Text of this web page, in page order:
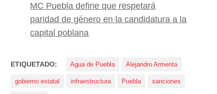
MC Puebla define que respetará
paridad de género en la candidatura a la
capital poblana
ETIQUETADO: Agua de Puebla Alejandro Armenta
gobierno estatal infraestructura Puebla sanciones